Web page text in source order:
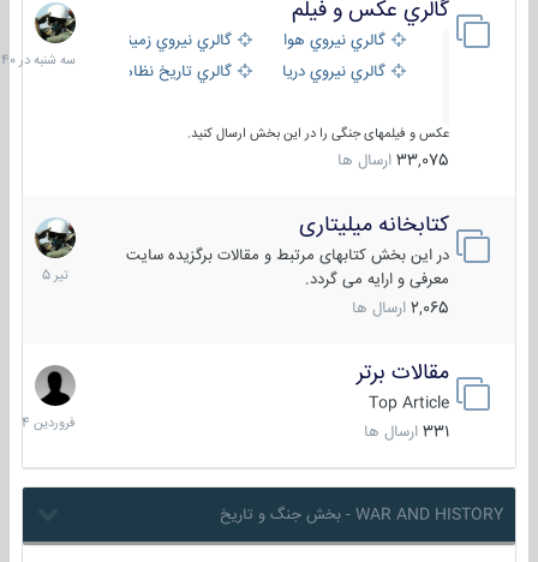
گالري عكس و فيلم
گالري نيروي هوايي
گالري نيروي زميني
گالري نيروي دريايي
گالري تاریخ نظامی
عکس و فیلمهای جنگی را در این بخش ارسال کنید.
33,075 ارسال ها
سه
شنبه
در
کتابخانه میلیتاری
در این بخش کتابهای مرتبط و مقالات برگزیده سایت
معرفی و ارایه می گردد.
2,065 ارسال ها
16
تیر
1405
مقالات برتر
Top Article
331 ارسال ها
29
فروردین
1404
WAR AND HISTORY - بخش جنگ و تاریخ